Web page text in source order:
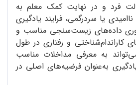
فرد و در نهایت کمک معلم به
یا سردرگمی، فرایند یادگیری
داده‌های زیست‌سنجی مناسب و
کاراندام‌شناختی و رفتاری در طول
به معرفی مداخلات مناسب
به‌عنوان فرضیه‌های اصلی در